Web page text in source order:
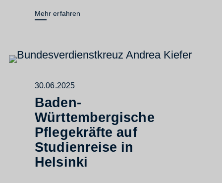
Mehr erfahren
30.06.2025
Baden-
Württembergische
Pflegekräfte auf
Studienreise in
Helsinki